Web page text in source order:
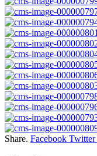
Share. Facebook Twitter